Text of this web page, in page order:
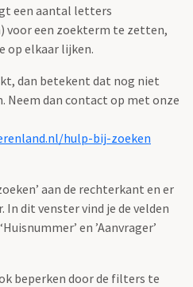
een aantal letters
voor een zoekterm te zetten,
op elkaar lijken.
dan betekent dat nog niet
Neem dan contact op met onze
hulp-bij-zoeken
aan de rechterkant en er
dit venster vind je de velden
en ’Aanvrager’
beperken door de filters te